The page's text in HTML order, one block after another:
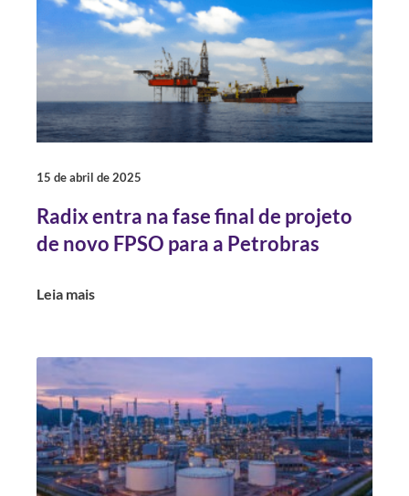
Radix entra na fase final de projeto
de novo FPSO para a Petrobras
Leia mais
15 de abril de 2025